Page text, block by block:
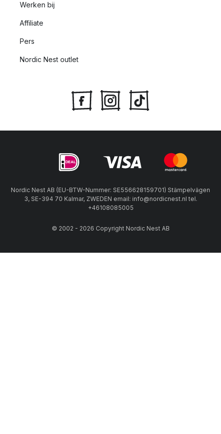
Werken bij
Affiliate
Pers
Nordic Nest outlet
Nordic Nest AB (EU-BTW-Nummer: SE556628159701) Stämpelvägen
3, SE-394 70 Kalmar, ZWEDEN email: info@nordicnest.nl tel.
+46108085005
© 2002 - 2026 Copyright Nordic Nest AB